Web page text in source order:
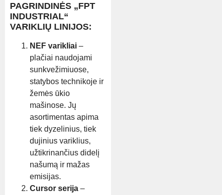
PAGRINDINĖS „FPT
INDUSTRIAL“
VARIKLIŲ LINIJOS:
NEF varikliai –
plačiai naudojami
sunkvežimiuose,
statybos technikoje ir
žemės ūkio
mašinose. Jų
asortimentas apima
tiek dyzelinius, tiek
dujinius variklius,
užtikrinančius didelį
našumą ir mažas
emisijas.
Cursor serija –